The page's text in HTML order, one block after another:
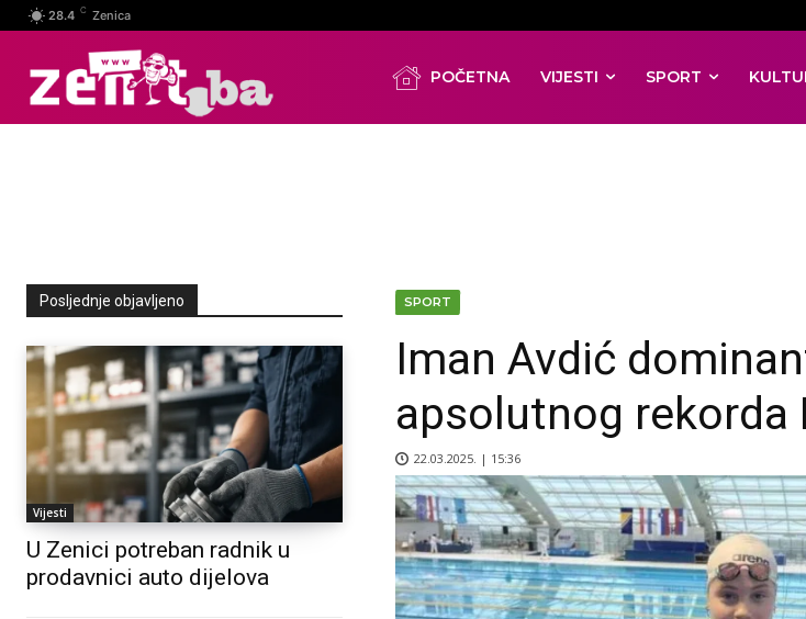
28.4 C Zenica
POČETNA VIJESTI SPORT
Posljednje objavljeno
Vijesti
U Zenici potreban radnik u
prodavnici auto dijelova
SPORT
Iman Avdić
apsolutnog rekorda
22.03.2025. | 15:36